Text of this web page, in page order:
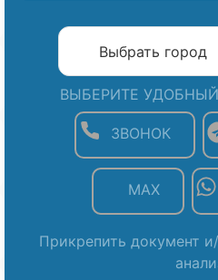
ВЫБЕРИТЕ
ЗВОНОК
MAX
Прикрепить документ